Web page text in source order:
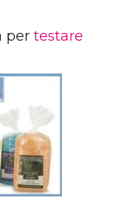
per testare